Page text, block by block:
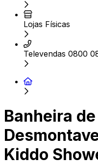
Lojas Físicas
Televendas 0800
Banheira
Kiddo